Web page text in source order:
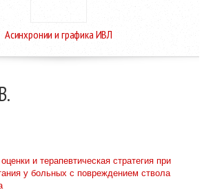
Асинхронии и графика ИВЛ
оценки и терапевтическая стратегия при
у больных с повреждением ствола